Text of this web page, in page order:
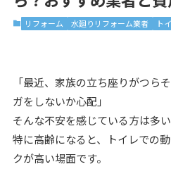
リフォーム 水廻りリフォーム業者 ト
「最近、家族の立ち座りがつ
ガをしないか心配」
そんな不安を感じている方は多
特に高齢になると、トイレでの
クが高い場面です。